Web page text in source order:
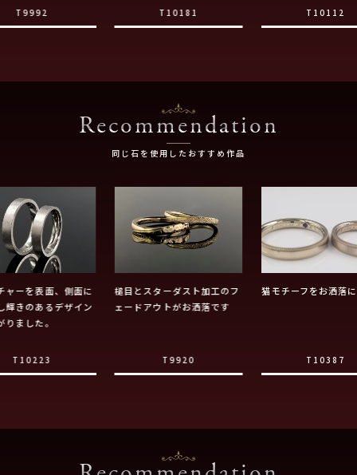
T9992 T10181 T10112
Recommendation
同じ石を使用したおすすめ作品
ャーを表面、側面に
輝きのあるデザイン
りました。
T10223
槌目とスターダスト加工のフ
ェードアウトがお洒落です
T9920
猫モチーフをお洒落
T10387